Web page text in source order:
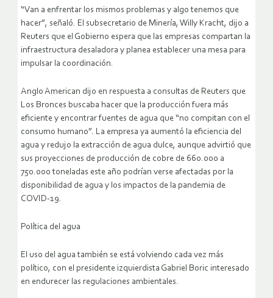
“Van a enfrentar los mismos problemas y algo tenemos que
hacer”, señaló. El subsecretario de Minería, Willy Kracht, dijo a
Reuters que el Gobierno espera que las empresas compartan la
infraestructura desaladora y planea establecer una mesa para
impulsar la coordinación.
Anglo American dijo en respuesta a consultas de Reuters que
Los Bronces buscaba hacer que la producción fuera más
eficiente y encontrar fuentes de agua que “no compitan con el
consumo humano”. La empresa ya aumentó la eficiencia del
agua y redujo la extracción de agua dulce, aunque advirtió que
sus proyecciones de producción de cobre de 660.000 a
750.000 toneladas este año podrían verse afectadas por la
disponibilidad de agua y los impactos de la pandemia de
COVID-19.
Política del agua
El uso del agua también se está volviendo cada vez más
político, con el presidente izquierdista Gabriel Boric interesado
en endurecer las regulaciones ambientales.